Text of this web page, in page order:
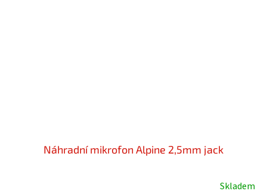
Náhradní mikrofon Alpine 2,5mm jack
Skladem